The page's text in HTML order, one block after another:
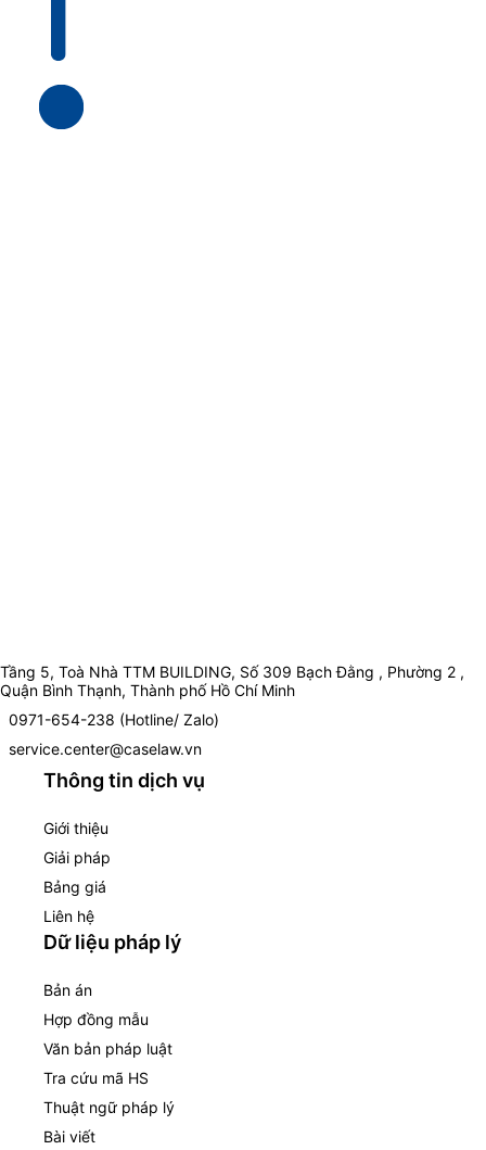
Tầng 5, Toà Nhà TTM BUILDING, Số 309 Bạch Đằng , Phường 2 ,
Quận Bình Thạnh, Thành phố Hồ Chí Minh
0971-654-238 (Hotline/ Zalo)
service.center@caselaw.vn
Thông tin dịch vụ
Giới thiệu
Giải pháp
Bảng giá
Liên hệ
Dữ liệu pháp lý
Bản án
Hợp đồng mẫu
Văn bản pháp luật
Tra cứu mã HS
Thuật ngữ pháp lý
Bài viết